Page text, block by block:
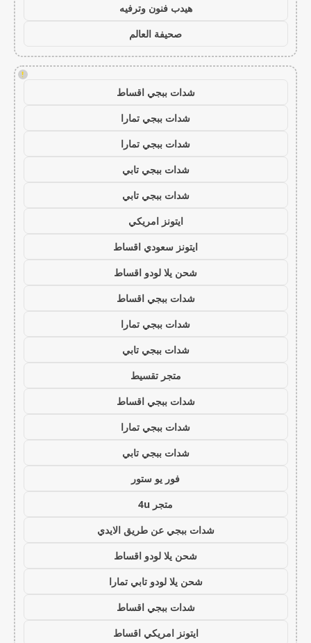
هيدب فنون وترفيه
صحيفة العالم
!
شدات ببجي اقساط
شدات ببجي تمارا
شدات ببجي تمارا
شدات ببجي تابي
شدات ببجي تابي
ايتونز امريكي
ايتونز سعودي اقساط
شحن يلا لودو اقساط
شدات ببجي اقساط
شدات ببجي تمارا
شدات ببجي تابي
متجر تقسيط
شدات ببجي اقساط
شدات ببجي تمارا
شدات ببجي تابي
فور يو ستور
متجر 4u
شدات ببجي عن طريق الايدي
شحن يلا لودو اقساط
شحن يلا لودو تابي تمارا
شدات ببجي اقساط
ايتونز امريكي اقساط